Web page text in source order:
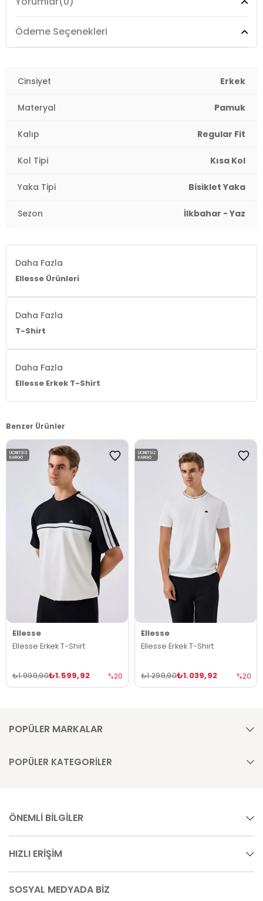
Kalıp Bilgisi:Regular Fit
Yaş Grubu:Yetişkin
Ödeme Seçenekleri
Cinsiyet Erkek
Materyal Pamuk
Kalıp Regular Fit
Kol Tipi Kısa Kol
Yaka Tipi Bisiklet Yaka
Sezon İlkbahar - Yaz
Daha Fazla
Ellesse Ürünleri
Daha Fazla
T-Shirt
Daha Fazla
Ellesse Erkek T-Shirt
Benzer Ürünler
Ellesse
Ellesse Erkek T-Shirt
₺1.599,92
₺1.999,90 %20
ÜCRETSIZ
KARGO
Ellesse
Ellesse Erkek T-Shirt
₺1.039,92
₺1.299,90 %20
ÜCRETSIZ
KARGO
POPÜLER MARKALAR
POPÜLER KATEGORİLER
ÖNEMLİ BİLGİLER
HIZLI ERİŞİM
SOSYAL MEDYADA BİZ